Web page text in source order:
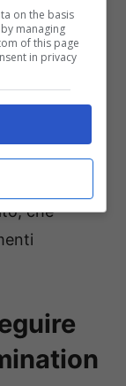
le politiche
negli
25: una
un’ulteriore
che
on the basis
managing
of this page
in privacy